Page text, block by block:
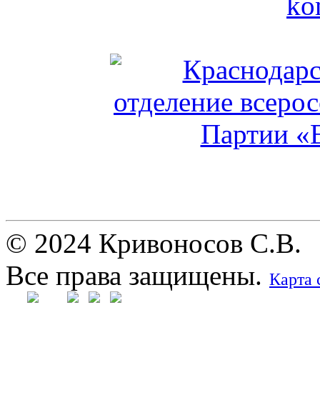
© 2024 Кривоносов С.В.
Все права защищены. Карта